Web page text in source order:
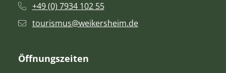
+49 (0) 7934 102 55
tourismus@weikersheim.de
Öffnungszeiten